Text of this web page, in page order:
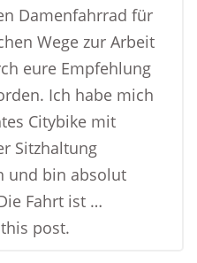
Damenfahrrad für
Wege zur Arbeit
eure Empfehlung
Ich habe mich
Citybike mit
Sitzhaltung
und bin absolut
Fahrt ist …
post.